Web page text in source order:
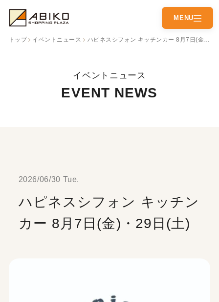
MENU
イベントニュース
EVENT NEWS
トップ イベントニュース ハピネスシフォン キッチンカー 8月7日(金)・29日(土)
2026/06/30 Tue.
ハピネスシフォン キッチン
カー 8月7日(金)・29日(土)
CLOSE
イベントニュース
アプリガイド